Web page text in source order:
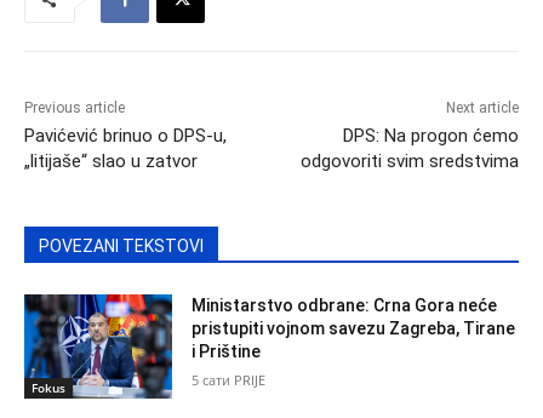
Previous article
Pavićević brinuo o DPS-u,
„litijaše“ slao u zatvor
Next article
DPS: Na progon ćemo
odgovoriti svim sredstvima
POVEZANI TEKSTOVI
Fokus
Ministarstvo odbrane: Crna Gora neće
pristupiti vojnom savezu Zagreba, Tirane
i Prištine
5 сати PRIJE